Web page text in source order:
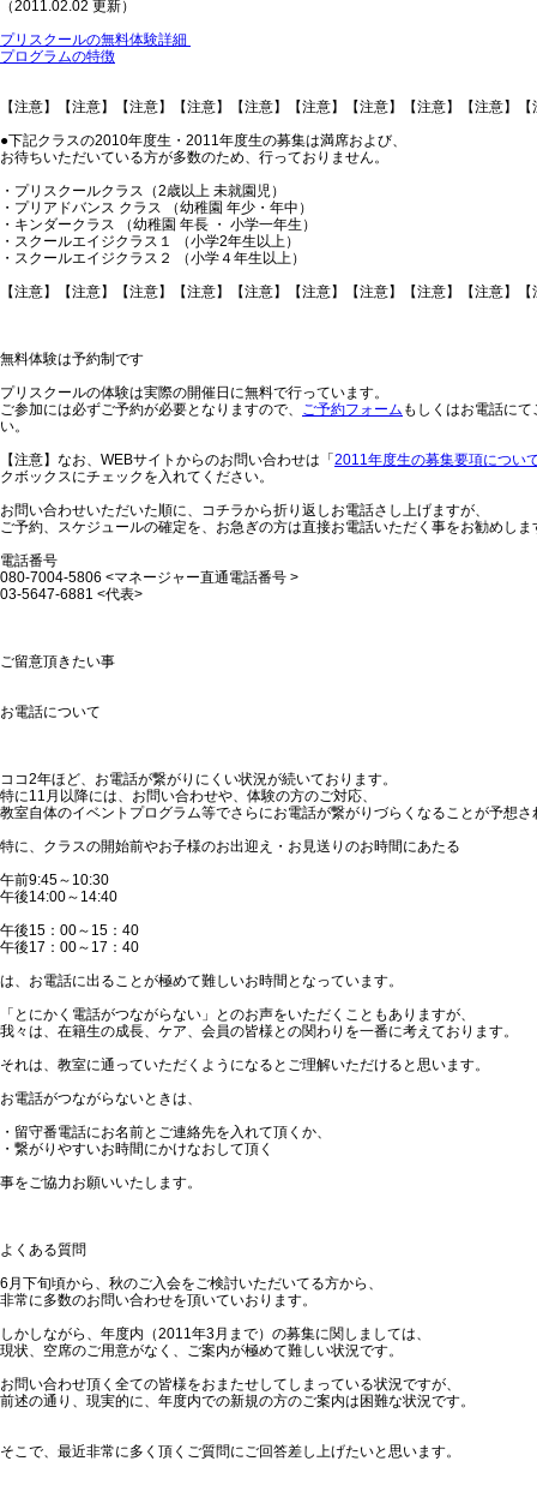
（2011.02.02 更新）
プリスクールの無料体験詳細
プログラムの特徴
【注意】【注意】【注意】【注意】【注意】【注意】【注意】【注意】【注意】【
●下記クラスの2010年度生・2011年度生の募集は満席および、
お待ちいただいている方が多数のため、行っておりません。
・プリスクールクラス（2歳以上 未就園児）
・プリアドバンス クラス （幼稚園 年少・年中）
・キンダークラス （幼稚園 年長 ・ 小学一年生）
・スクールエイジクラス１ （小学2年生以上）
・スクールエイジクラス２ （小学４年生以上）
【注意】【注意】【注意】【注意】【注意】【注意】【注意】【注意】【注意】【
無料体験は予約制です
プリスクールの体験は実際の開催日に無料で行っています。
ご参加には必ずご予約が必要となりますので、 ご予約フォーム もしくはお電話にて
い。
【注意】なお、WEBサイトからのお問い合わせは「 2011年度生の募集要項につい
クボックスにチェックを入れてください。
お問い合わせいただいた順に、コチラから折り返しお電話さし上げますが、
ご予約、スケジュールの確定を、お急ぎの方は直接お電話いただく事をお勧めしま
電話番号
080-7004-5806 <マネージャー直通電話番号 >
03-5647-6881 <代表>
ご留意頂きたい事
お電話について
ココ2年ほど、お電話が繋がりにくい状況が続いております。
特に11月以降には、お問い合わせや、体験の方のご対応、
教室自体のイベントプログラム等でさらにお電話が繋がりづらくなることが予想さ
特に、クラスの開始前やお子様のお出迎え・お見送りのお時間にあたる
午前9:45～10:30
午後14:00～14:40
午後15：00～15：40
午後17：00～17：40
は、お電話に出ることが極めて難しいお時間となっています。
「とにかく電話がつながらない」とのお声をいただくこともありますが、
我々は、在籍生の成長、ケア、会員の皆様との関わりを一番に考えております。
それは、教室に通っていただくようになるとご理解いただけると思います。
お電話がつながらないときは、
・留守番電話にお名前とご連絡先を入れて頂くか、
・繋がりやすいお時間にかけなおして頂く
事をご協力お願いいたします。
よくある質問
6月下旬頃から、秋のご入会をご検討いただいてる方から、
非常に多数のお問い合わせを頂いていおります。
しかしながら、年度内（2011年3月まで）の募集に関しましては、
現状、空席のご用意がなく、ご案内が極めて難しい状況です。
お問い合わせ頂く全ての皆様をおまたせしてしまっている状況ですが、
前述の通り、現実的に、年度内での新規の方のご案内は困難な状況です。
そこで、最近非常に多く頂くご質問にご回答差し上げたいと思います。